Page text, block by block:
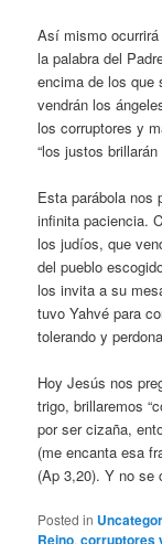
Así mismo
la palabra del
encima de los que
vendrán los
los corruptores y
“los justos
Esta parábola nos
infinita paciencia.
los judíos, que
del pueblo
los invita a su
tuvo Yahvé para
tolerando y
Hoy Jesús nos
trigo, brillaremos
por ser cizaña,
(me encanta esa
(Ap 3,20). Y no se
Posted in
Reino,corruptores